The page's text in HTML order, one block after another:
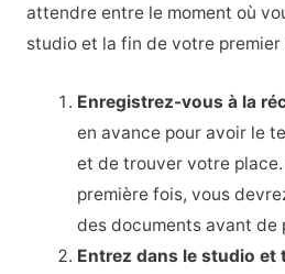
attendre entre le moment où
studio et la fin de votre premier
Enregistrez-vous à la
en avance pour avoir le
et de trouver votre place.
première fois, vous
des documents avant de
Entrez dans le studio et